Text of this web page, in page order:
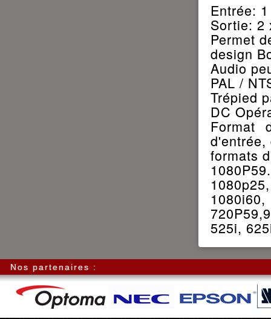
Entrée:
Sortie: 2
Permet
design
Audio
PAL /
Trépied
DC
Format
formats
1080i60,
525i,
Nos partenaires :